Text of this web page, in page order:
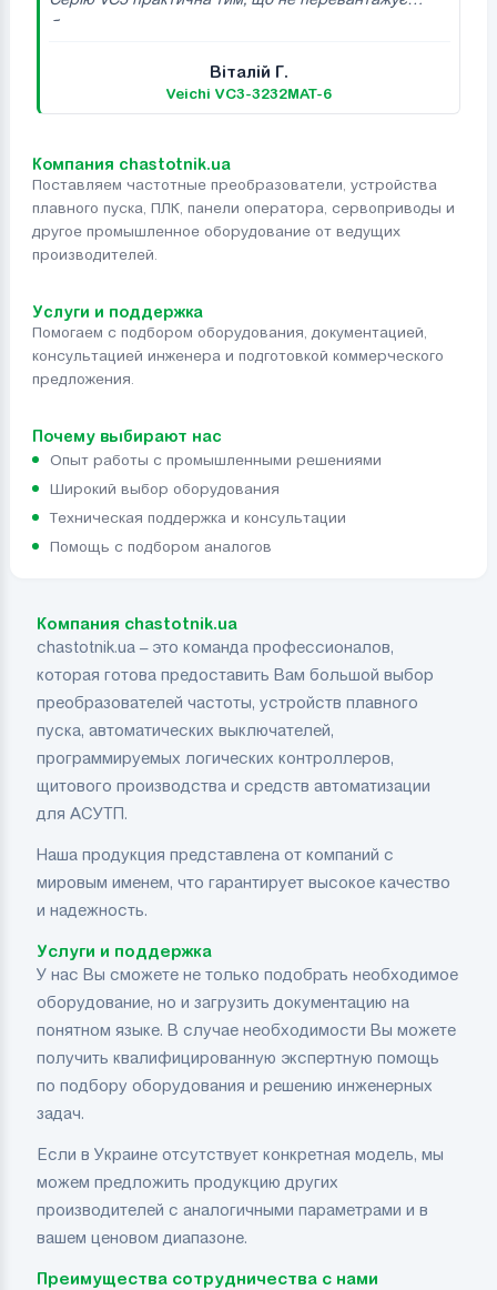
бюджет т...
Віталій Г.
Veichi VC3-3232MAT-6
Компания chastotnik.ua
Поставляем частотные преобразователи, устройства
плавного пуска, ПЛК, панели оператора, сервоприводы и
другое промышленное оборудование от ведущих
производителей.
Услуги и поддержка
Помогаем с подбором оборудования, документацией,
консультацией инженера и подготовкой коммерческого
предложения.
Почему выбирают нас
Опыт работы с промышленными решениями
Широкий выбор оборудования
Техническая поддержка и консультации
Помощь с подбором аналогов
Компания chastotnik.ua
chastotnik.ua – это команда профессионалов,
которая готова предоставить Вам большой выбор
преобразователей частоты, устройств плавного
пуска, автоматических выключателей,
программируемых логических контроллеров,
щитового производства и средств автоматизации
для АСУТП.
Наша продукция представлена от компаний с
мировым именем, что гарантирует высокое качество
и надежность.
Услуги и поддержка
У нас Вы сможете не только подобрать необходимое
оборудование, но и загрузить документацию на
понятном языке. В случае необходимости Вы можете
получить квалифицированную экспертную помощь
по подбору оборудования и решению инженерных
задач.
Если в Украине отсутствует конкретная модель, мы
можем предложить продукцию других
производителей с аналогичными параметрами и в
вашем ценовом диапазоне.
Преимущества сотрудничества с нами